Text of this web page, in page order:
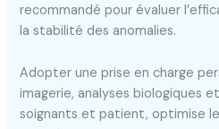
recommandé pour évaluer
la stabilité des anomalies.
Adopter une prise en charge
imagerie, analyses biologiques
soignants et patient, optimise